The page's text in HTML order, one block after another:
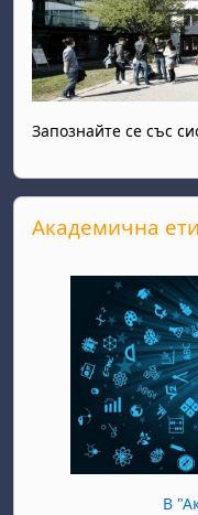
Запознайте се със
Прескочи Академична
Академична
В